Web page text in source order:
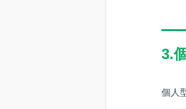
3.
個人